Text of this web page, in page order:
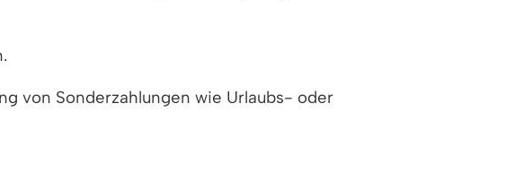
von Sonderzahlungen wie Urlaubs- oder